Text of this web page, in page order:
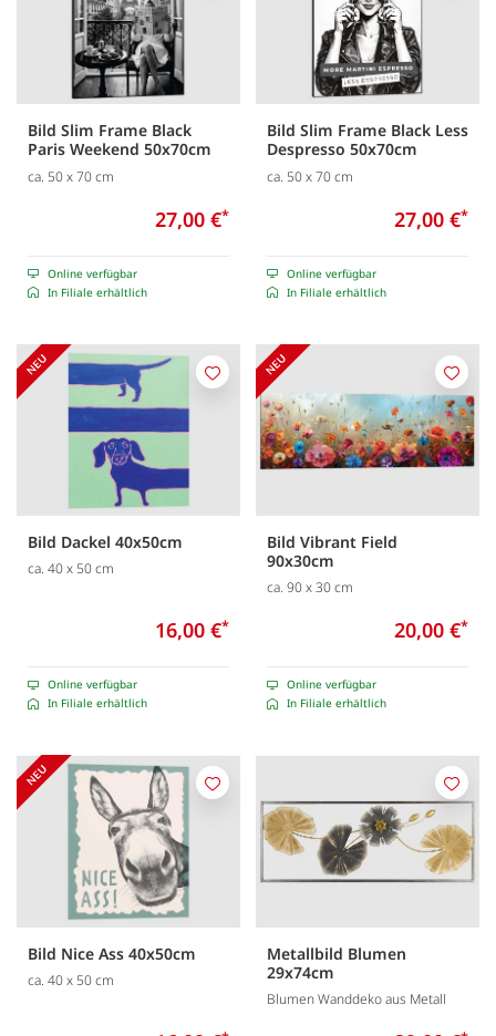
Bild Slim Frame Black
Paris Weekend 50x70cm
ca. 50 x 70 cm
27,00 €*
Online verfügbar
In Filiale erhältlich
Bild Slim Frame Black Less
Despresso 50x70cm
ca. 50 x 70 cm
27,00 €*
Online verfügbar
In Filiale erhältlich
Bild Dackel 40x50cm
ca. 40 x 50 cm
16,00 €*
Online verfügbar
In Filiale erhältlich
Merken
Bild Vibrant Field
90x30cm
ca. 90 x 30 cm
20,00 €*
Online verfügbar
In Filiale erhältlich
Bild Nice Ass 40x50cm
ca. 40 x 50 cm
Merken
Metallbild Blumen
29x74cm
Blumen Wanddeko aus Metall